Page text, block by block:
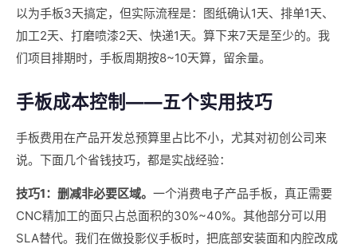
以为手板3天搞定，但实际流程是：图纸确认1天、排单1天、
加工2天、打磨喷漆2天、快递1天。算下来7天是至少的。我
们项目排期时，手板周期按8~10天算，留余量。
手板成本控制——五个实用技巧
手板费用在产品开发总预算里占比不小，尤其对初创公司来
说。下面几个省钱技巧，都是实战经验：
技巧1：删减非必要区域。 一个消费电子产品手板，真正需要
CNC精加工的面只占总面积的30%~40%。其他部分可以用
SLA替代。我们在做投影仪手板时，把底部安装面和内腔改成